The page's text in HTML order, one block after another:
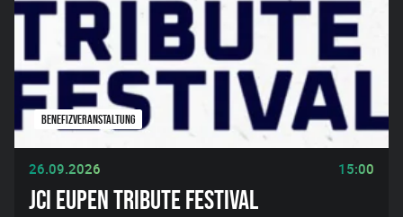
BENEFIZVERANSTALTUNG
26.09.2026 15:00
JCI EUPEN TRIBUTE FESTIVAL